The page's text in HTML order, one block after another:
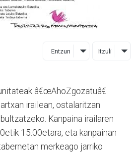
Entzun Itzuli
â€œAhoZgozatuâ€
irailean, ostalaritzan
Kanpaina irailaren
15:00etara, eta kanpainan
merkeago jarriko